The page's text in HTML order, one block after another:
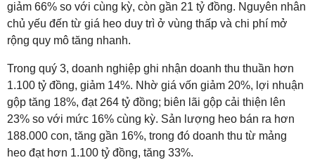
giảm 66% so với cùng kỳ, còn gần 21 tỷ đồng. Nguyên nhân
chủ yếu đến từ giá heo duy trì ở vùng thấp và chi phí mở
rộng quy mô tăng nhanh.
Trong quý 3, doanh nghiệp ghi nhận doanh thu thuần hơn
1.100 tỷ đồng, giảm 14%. Nhờ giá vốn giảm 20%, lợi nhuận
gộp tăng 18%, đạt 264 tỷ đồng; biên lãi gộp cải thiện lên
23% so với mức 16% cùng kỳ. Sản lượng heo bán ra hơn
188.000 con, tăng gần 16%, trong đó doanh thu từ mảng
heo đạt hơn 1.100 tỷ đồng, tăng 33%.